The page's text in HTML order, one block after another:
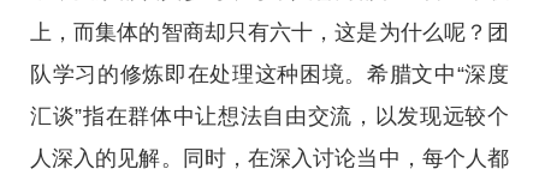
上，而集体的智商却只有六十，这是为什么呢？团
队学习的修炼即在处理这种困境。希腊文中“深度
汇谈”指在群体中让想法自由交流，以发现远较个
人深入的见解。同时，在深入讨论当中，每个人都